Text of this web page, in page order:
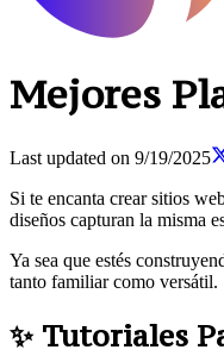
Mejores
Last updated on 9/19/2025
Si te encanta crear sitios
diseños capturan la misma
Ya sea que estés
tanto familiar como versátil.
✨ Tutoriales